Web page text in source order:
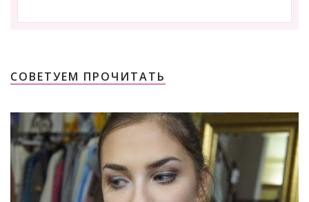
СОВЕТУЕМ ПРОЧИТАТЬ